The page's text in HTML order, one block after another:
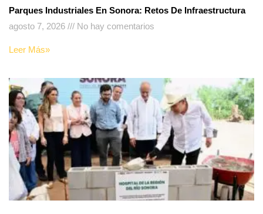
Parques Industriales En Sonora: Retos De Infraestructura
agosto 7, 2026
No hay comentarios
Leer Más»